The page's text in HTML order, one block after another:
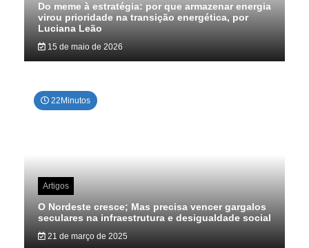
Do meme à estratégia: por que armazenar energia
virou prioridade na transição energética, por
Luciana Leão
15 de maio de 2026
22Minutos
Artigos
O Nordeste cresce; Mas precisa vencer gargalos
seculares na infraestrutura e desigualdade social
21 de março de 2025